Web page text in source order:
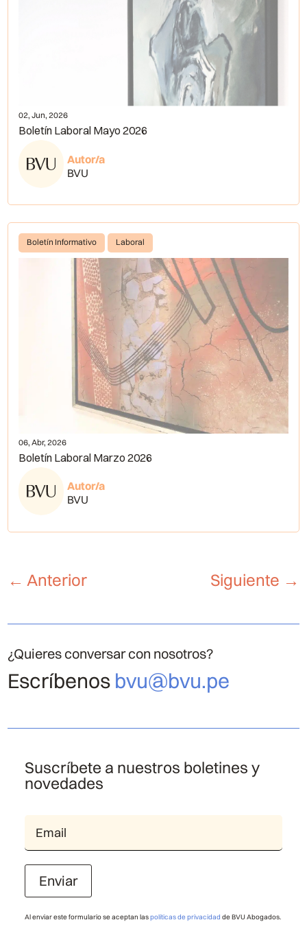
02, Jun, 2026
Boletín Laboral Mayo 2026
Autor/a
BVU
Boletín Informativo Laboral
06, Abr, 2026
Boletín Laboral Marzo 2026
Autor/a
BVU
←Anterior Siguiente →
¿Quieres conversar con nosotros?
Escríbenos bvu@bvu.pe
Suscríbete a nuestros boletines y
novedades
Enviar
Al enviar este formulario se aceptan laspolíticas de privacidad de BVU Abogados.